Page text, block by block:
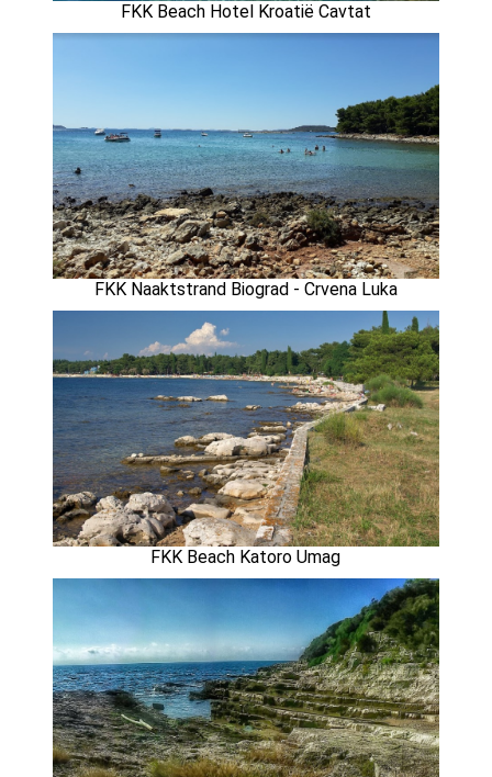
FKK Beach Hotel Kroatië Cavtat
FKK Naaktstrand Biograd - Crvena Luka
FKK Beach Katoro Umag